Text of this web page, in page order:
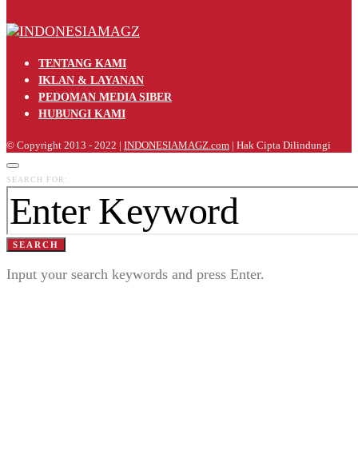
TENTANG KAMI
IKLAN & LAYANAN
PEDOMAN MEDIA SIBER
HUBUNGI KAMI
© Copyright 2013 - 2022 | INDONESIAMAGZ.com | Hak Cipta Dilindungi
SEARCH FOR:
SEARCH
Input your search keywords and press Enter.